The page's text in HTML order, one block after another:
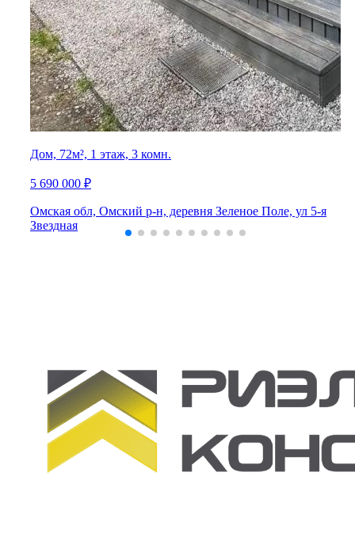
Дом, 72м², 1 этаж, 3 комн.
5 690 000 ₽
Омская обл, Омский р-н, деревня Зеленое Поле, ул 5-я
Звездная